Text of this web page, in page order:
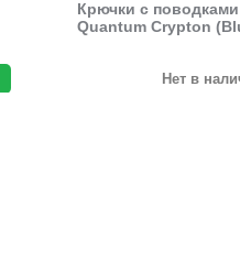
Крючки с поводками
Quantum Crypton
Нет в